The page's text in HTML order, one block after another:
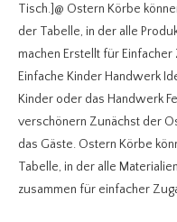
Tisch.]@ Ostern Körbe
der Tabelle, in der alle
machen Erstellt für Einfacher
Einfache Kinder Handwerk
Kinder oder das Handwerk
verschönern Zunächst der
das Gäste. Ostern Körbe
Tabelle, in der alle
zusammen für einfacher